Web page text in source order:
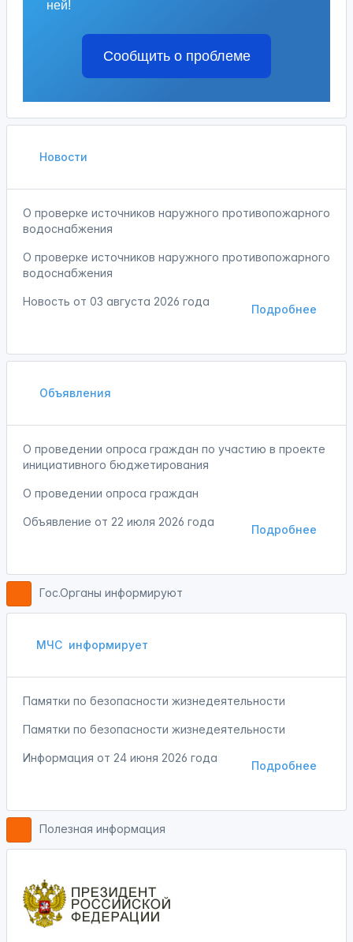
ней!
Сообщить о проблеме
Новости
О проверке источников наружного противопожарного
водоснабжения
О проверке источников наружного противопожарного
водоснабжения
Подробнее
Новость от 03 августа 2026 года
Объявления
О проведении опроса граждан по участию в проекте
инициативного бюджетирования
О проведении опроса граждан
Подробнее
Объявление от 22 июля 2026 года
Гос.Органы информируют
МЧС информирует
Памятки по безопасности жизнедеятельности
Памятки по безопасности жизнедеятельности
Подробнее
Информация от 24 июня 2026 года
Полезная информация